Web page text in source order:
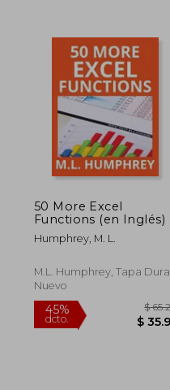
45%
dcto.
50 More Excel
Functions (en Inglés)
Humphrey, M. L.
M.L. Humphrey, Tapa Dura,
Nuevo